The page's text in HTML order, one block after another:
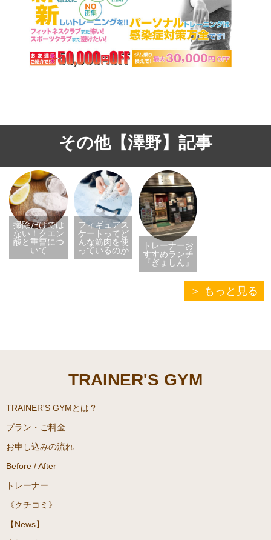
その他【澤野】記事
掃除だけでは
ない！クエン
酸と重曹につ
いて
フィギュアス
ケートってど
んな筋肉を使
っているのか
トレーナーお
すすめランチ
『ぎょしん』
もっと見る
TRAINER'S GYM
TRAINER'S GYMとは？
プラン・ご料金
お申し込みの流れ
Before / After
トレーナー
《クチコミ》
【News】